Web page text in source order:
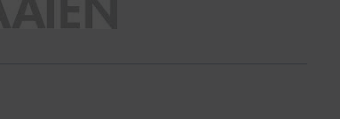
Je overall waardering